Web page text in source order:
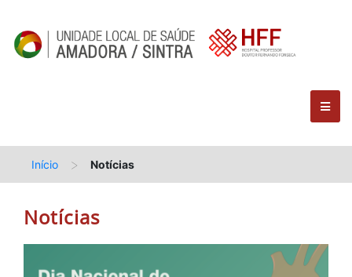
Início > Notícias
Notícias